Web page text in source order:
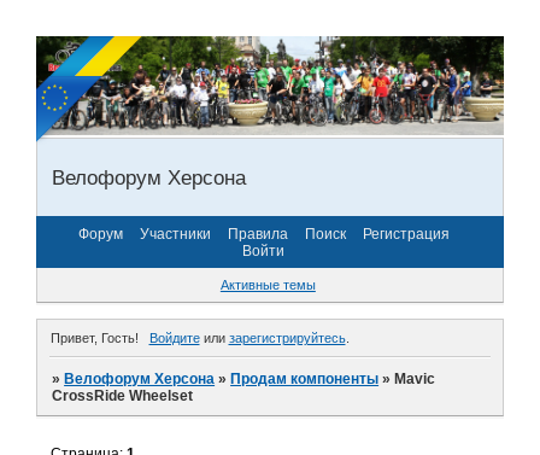
Велофорум Херсона
Форум Участники Правила Поиск
Регистрация
Войти
Активные темы
Привет, Гость! Войдитеили зарегистрируйтесь.
»Велофорум Херсона »Продам компоненты »Mavic
CrossRide Wheelset